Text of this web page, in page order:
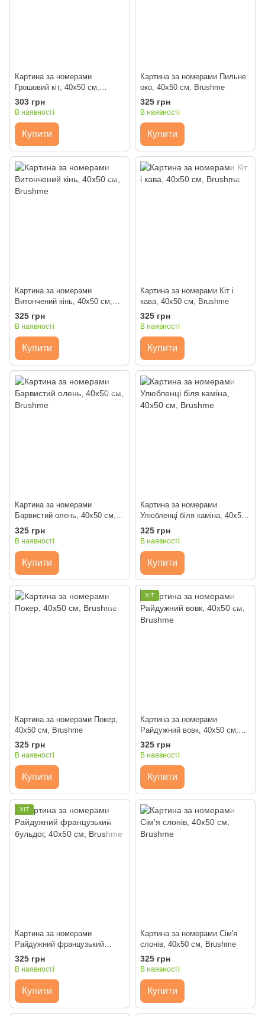
Картина за номерами
Грошовий кіт, 40x50 см,
Brushme
303 грн
В наявності
Купити
Картина за номерами Пильне
око, 40x50 см, Brushme
325 грн
В наявності
Купити
Картина за номерами
Витончений кінь, 40x50 см,
Brushme
325 грн
В наявності
Купити
Картина за номерами Кіт і
кава, 40x50 см, Brushme
325 грн
В наявності
Купити
Картина за номерами
Барвистий олень, 40x50 см,
Brushme
325 грн
В наявності
Купити
Картина за номерами
Улюбленці біля каміна, 40x50
см, Brushme
325 грн
В наявності
Купити
Картина за номерами Покер,
40x50 см, Brushme
325 грн
В наявності
Купити
ХІТ
Картина за номерами
Райдужний вовк, 40x50 см,
Brushme
325 грн
В наявності
Купити
ХІТ
Картина за номерами
Райдужний французький
бульдог, 40x50 см, Brushme
325 грн
В наявності
Купити
Картина за номерами Сім'я
слонів, 40x50 см, Brushme
325 грн
В наявності
Купити